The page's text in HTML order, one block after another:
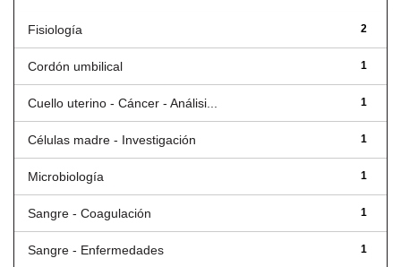
2
Fisiología
1
Cordón umbilical
1
Cuello uterino - Cáncer - Análisi...
1
Células madre - Investigación
1
Microbiología
1
Sangre - Coagulación
1
Sangre - Enfermedades